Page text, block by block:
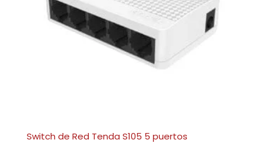
Switch de Red Tenda S105 5 puertos